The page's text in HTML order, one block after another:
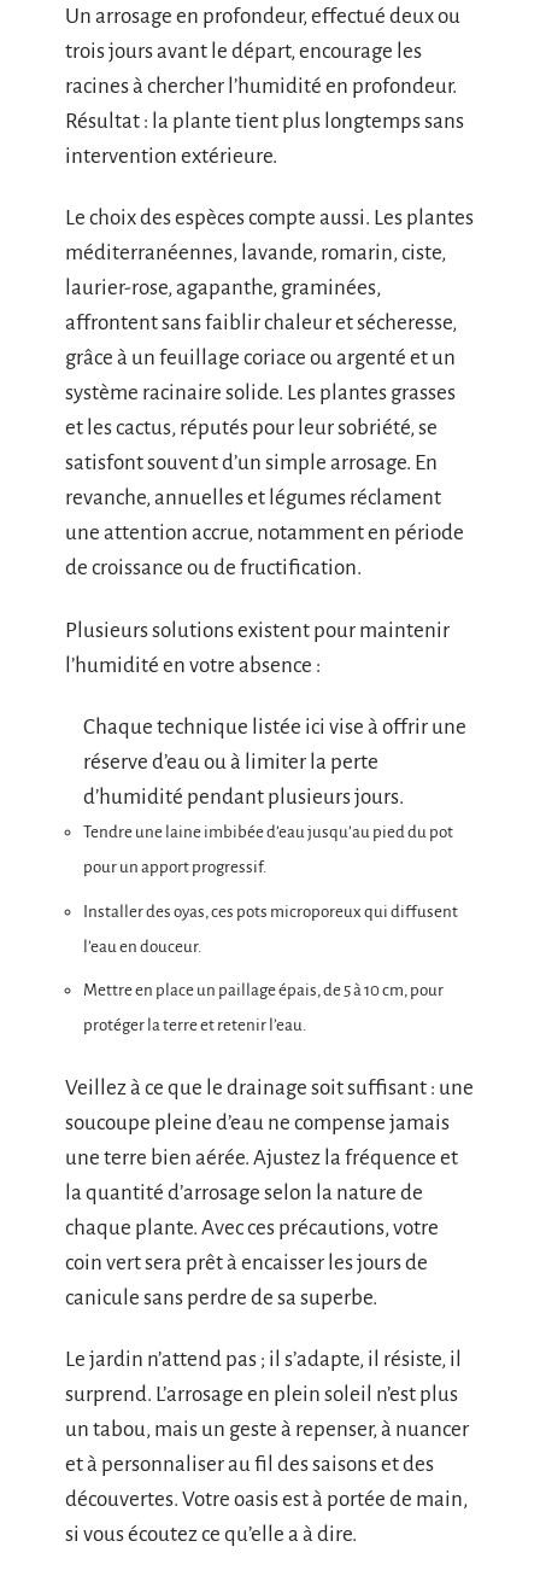
Un arrosage en profondeur, effectué deux ou
trois jours avant le départ, encourage les
racines à chercher l’humidité en profondeur.
Résultat : la plante tient plus longtemps sans
intervention extérieure.
Le choix des espèces compte aussi. Les plantes
méditerranéennes, lavande, romarin, ciste,
laurier-rose, agapanthe, graminées,
affrontent sans faiblir chaleur et sécheresse,
grâce à un feuillage coriace ou argenté et un
système racinaire solide. Les plantes grasses
et les cactus, réputés pour leur sobriété, se
satisfont souvent d’un simple arrosage. En
revanche, annuelles et légumes réclament
une attention accrue, notamment en période
de croissance ou de fructification.
Plusieurs solutions existent pour maintenir
l’humidité en votre absence :
Chaque technique listée ici vise à offrir une
réserve d’eau ou à limiter la perte
d’humidité pendant plusieurs jours.
Tendre une laine imbibée d’eau jusqu’au pied du pot
pour un apport progressif.
Installer des oyas, ces pots microporeux qui diffusent
l’eau en douceur.
Mettre en place un paillage épais, de 5 à 10 cm, pour
protéger la terre et retenir l’eau.
Veillez à ce que le drainage soit suffisant : une
soucoupe pleine d’eau ne compense jamais
une terre bien aérée. Ajustez la fréquence et
la quantité d’arrosage selon la nature de
chaque plante. Avec ces précautions, votre
coin vert sera prêt à encaisser les jours de
canicule sans perdre de sa superbe.
Le jardin n’attend pas ; il s’adapte, il résiste, il
surprend. L’arrosage en plein soleil n’est plus
un tabou, mais un geste à repenser, à nuancer
et à personnaliser au fil des saisons et des
découvertes. Votre oasis est à portée de main,
si vous écoutez ce qu’elle a à dire.